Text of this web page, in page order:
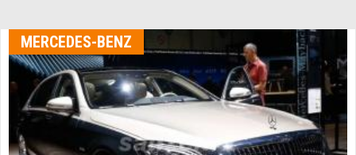
MERCEDES-BENZ